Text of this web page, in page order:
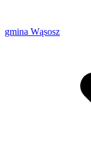
gmina Wąsosz